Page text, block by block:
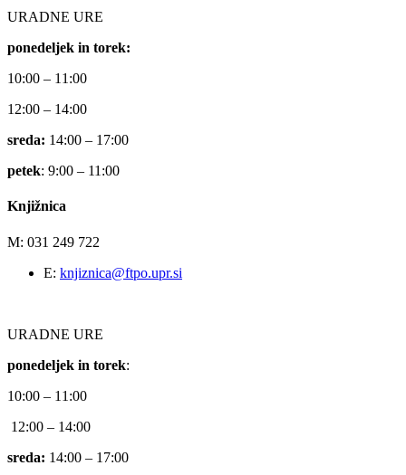
URADNE URE
ponedeljek in torek:
10:00 – 11:00
12:00 – 14:00
sreda: 14:00 – 17:00
petek: 9:00 – 11:00
Knjižnica
M: 031 249 722
E: knjiznica@ftpo.upr.si
URADNE URE
ponedeljek in torek:
10:00 – 11:00
12:00 – 14:00
sreda: 14:00 – 17:00